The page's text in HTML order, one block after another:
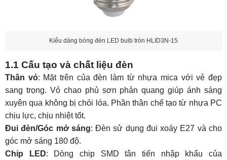
Kiểu dáng bóng đèn LED bulb tròn HLID3N-15
1.1 Cấu tạo và chất liệu đèn
Thân vỏ: Mặt trên của đèn làm từ nhựa mica với vẻ đẹp
sang trọng. Vỏ chao phủ sơn phản quang giúp ánh sáng
xuyên qua không bị chói lóa. Phần thân chế tạo từ nhựa PC
chịu lực, chịu nhiệt tốt.
Đui đèn/Góc mở sáng: Đèn sử dụng đui xoáy E27 và cho
góc mở sáng 180 độ.
Chip LED: Dòng chip SMD tân tiến nhập khẩu của